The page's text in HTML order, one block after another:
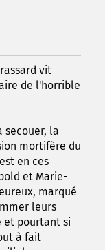
vit
de l'horrible
secouer, la
mortifère du
en ces
et Marie-
marqué
leurs
et pourtant si
à fait